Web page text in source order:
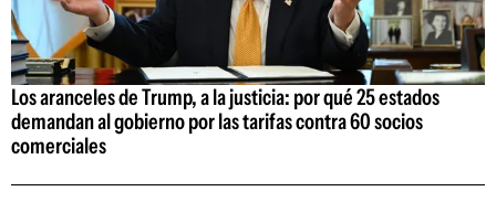
Los aranceles de Trump, a la justicia: por qué 25 estados
demandan al gobierno por las tarifas contra 60 socios
comerciales